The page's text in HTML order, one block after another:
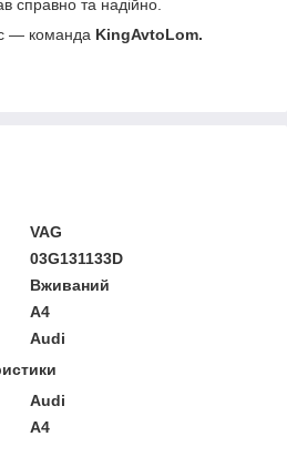
справно та надійно.
— команда KingAvtoLom.
VAG
03G131133D
Вживаний
A4
Audi
Audi
A4